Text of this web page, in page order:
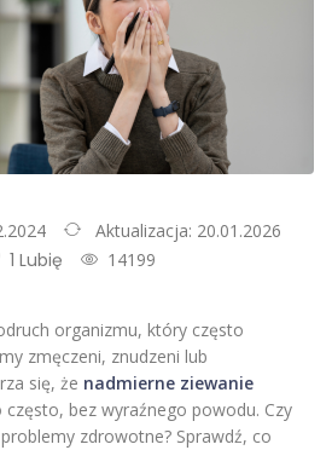
Aktualizacja: 20.01.2026
1 Lubię 14199
organizmu, który często
zmęczeni, znudzeni lub
się, że nadmierne ziewanie
bez wyraźnego powodu. Czy
zdrowotne? Sprawdź, co